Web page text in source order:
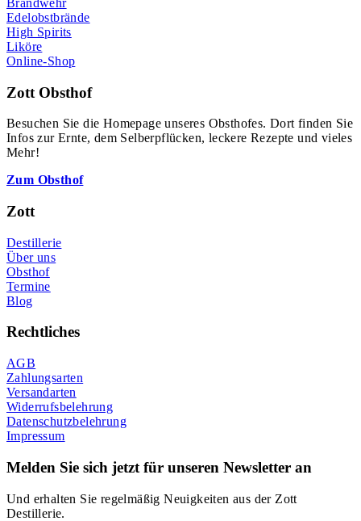
Edelobstbrände
High Spirits
Liköre
Online-Shop
Zott Obsthof
Besuchen Sie die Homepage unseres Obsthofes. Dort finden Sie
Infos zur Ernte, dem Selberpflücken, leckere Rezepte und vieles
Mehr!
Zum Obsthof
Zott
Destillerie
Über uns
Obsthof
Termine
Blog
Rechtliches
AGB
Zahlungsarten
Versandarten
Widerrufsbelehrung
Datenschutzbelehrung
Impressum
Melden Sie sich jetzt für unseren Newsletter an
Und erhalten Sie regelmäßig Neuigkeiten aus der Zott
Destillerie.